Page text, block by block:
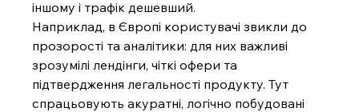
іншому і трафік дешевший.
Наприклад, в Європі користувачі звикли до
прозорості та аналітики: для них важливі
зрозумілі лендінги, чіткі офери та
підтвердження легальності продукту. Тут
спрацьовують акуратні, логічно побудовані